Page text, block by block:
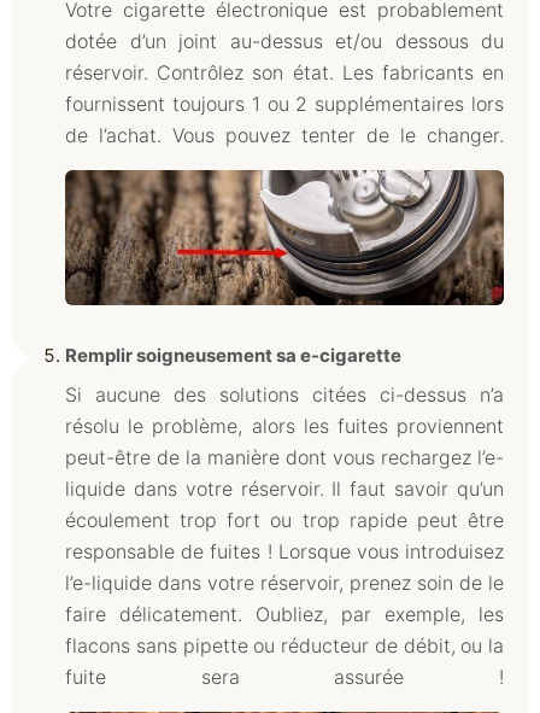
Votre cigarette électronique est probablement
dotée d’un joint au-dessus et/ou dessous du
réservoir. Contrôlez son état. Les fabricants en
fournissent toujours 1 ou 2 supplémentaires lors
de l’achat. Vous pouvez tenter de le changer.
Remplir soigneusement sa e-cigarette
Si aucune des solutions citées ci-dessus n’a
résolu le problème, alors les fuites proviennent
peut-être de la manière dont vous rechargez l’e-
liquide dans votre réservoir. Il faut savoir qu’un
écoulement trop fort ou trop rapide peut être
responsable de fuites ! Lorsque vous introduisez
l’e-liquide dans votre réservoir, prenez soin de le
faire délicatement. Oubliez, par exemple, les
flacons sans pipette ou réducteur de débit, ou la
fuite sera assurée !